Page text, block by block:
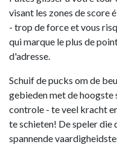
visant les zones de score
- trop de force et vous
qui marque le plus de
d'adresse.
Schuif de pucks om de
gebieden met de
controle - te veel kracht
te schieten! De speler die
spannende